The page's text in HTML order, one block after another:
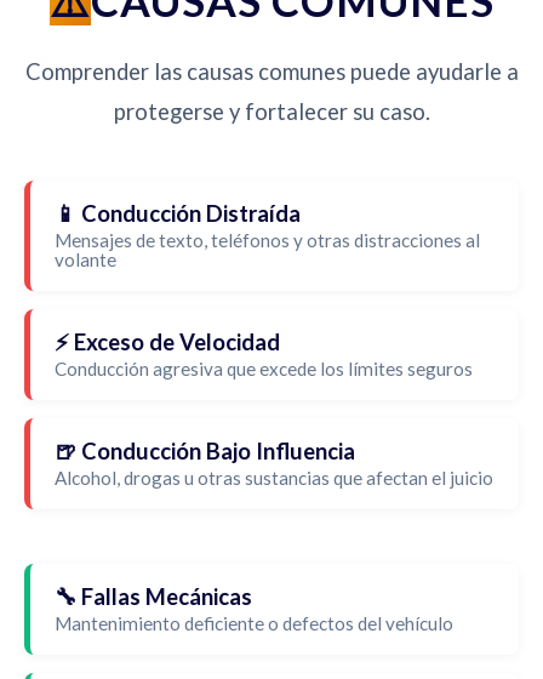
Comprender las causas comunes puede ayudarle a
protegerse y fortalecer su caso.
📱 Conducción Distraída
Mensajes de texto, teléfonos y otras distracciones al
volante
⚡ Exceso de Velocidad
Conducción agresiva que excede los límites seguros
🍺 Conducción Bajo Influencia
Alcohol, drogas u otras sustancias que afectan el juicio
🔧 Fallas Mecánicas
Mantenimiento deficiente o defectos del vehículo